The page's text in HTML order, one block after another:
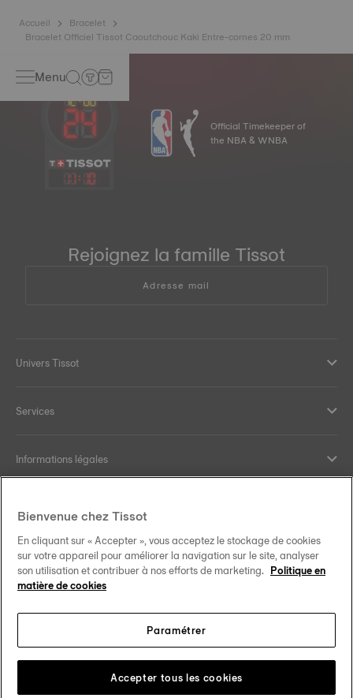
Accueil
Bracelet
Bracelet Officiel Tissot Caoutchouc Kaki Entre-cornes 20 mm
Menu
11: 10
Official Timekeeper of
the NBA & WNBA
Rejoignez la famille Tissot
Adresse mail
Univers Tissot
Services
Informations légales
Nos engagements
Suivez-nous sur les réseaux sociaux
Changer de pays Tissot Copyrights 2026
Bienvenue chez Tissot
En cliquant sur « Accepter », vous acceptez le stockage de cookies
sur votre appareil pour améliorer la navigation sur le site, analyser
son utilisation et contribuer à nos efforts de marketing. Politique en
matière de cookies
Paramétrer
Accepter tous les cookies